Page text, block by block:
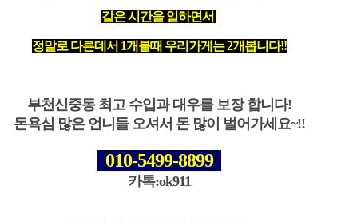
같은 시간을 일하면서
정말로 다른데서 1개볼때 우리가게는 2개봅니다!!
부천신중동 최고 수입과 대우를 보장 합니다!
돈욕심 많은 언니들 오셔서 돈 많이 벌어가세요~!!
010-5499-8899
카톡:ok911